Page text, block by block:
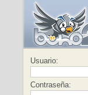
Usuario:
Contraseña: